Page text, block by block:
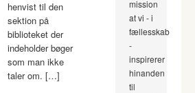
henvist til den
sektion på
biblioteket der
indeholder bøger
som man ikke
taler om. […]
mission
at vi - i
fællesskab
-
inspirerer
hinanden
til